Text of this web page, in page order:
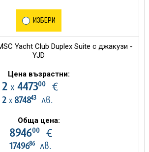
ИЗБЕРИ
Yacht Club Duplex Suite с джакузи -
YJD
Цена възрастни:
2 х 447300€
2 х 874843лв.
Обща цена:
894600€
1749686лв.